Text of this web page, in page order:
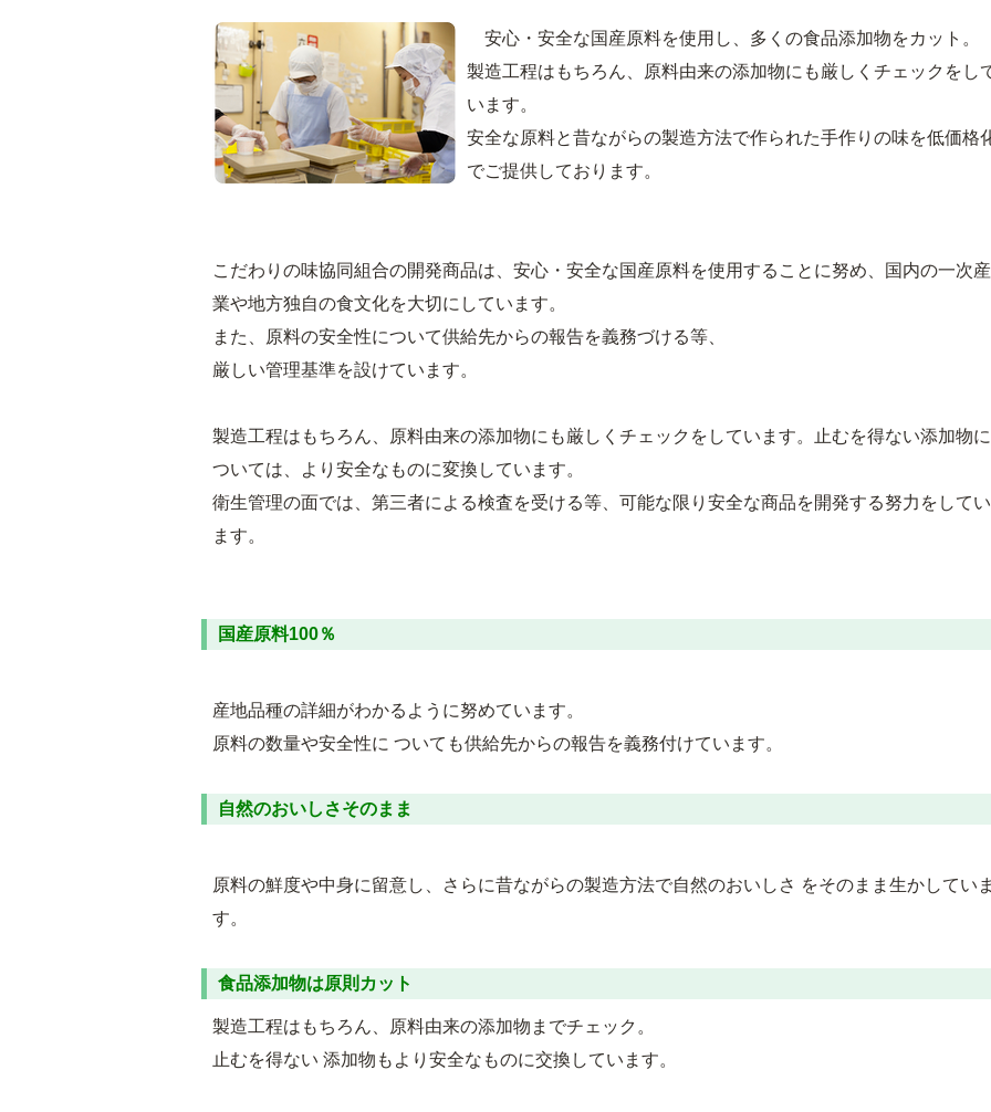
安心・安全な国産原料を使用し、多くの食品添加物をカット。
製造工程はもちろん、原料由来の添加物にも厳しくチェックをし
います。
安全な原料と昔ながらの製造方法で作られた手作りの味を低価格
でご提供しております。
こだわりの味協同組合の開発商品は、安心・安全な国産原料を使用することに努め、国内の一次産
業や地方独自の食文化を大切にしています。
また、原料の安全性について供給先からの報告を義務づける等、
厳しい管理基準を設けています。
製造工程はもちろん、原料由来の添加物にも厳しくチェックをしています。止むを得ない添加物に
ついては、より安全なものに変換しています。
衛生管理の面では、第三者による検査を受ける等、可能な限り安全な商品を開発する努力をしてい
ます。
国産原料100％
産地品種の詳細がわかるように努めています。
原料の数量や安全性に ついても供給先からの報告を義務付けています。
自然のおいしさそのまま
原料の鮮度や中身に留意し、さらに昔ながらの製造方法で自然のおいしさ をそのまま生かしてい
す。
食品添加物は原則カット
製造工程はもちろん、原料由来の添加物までチェック。
止むを得ない 添加物もより安全なものに交換しています。